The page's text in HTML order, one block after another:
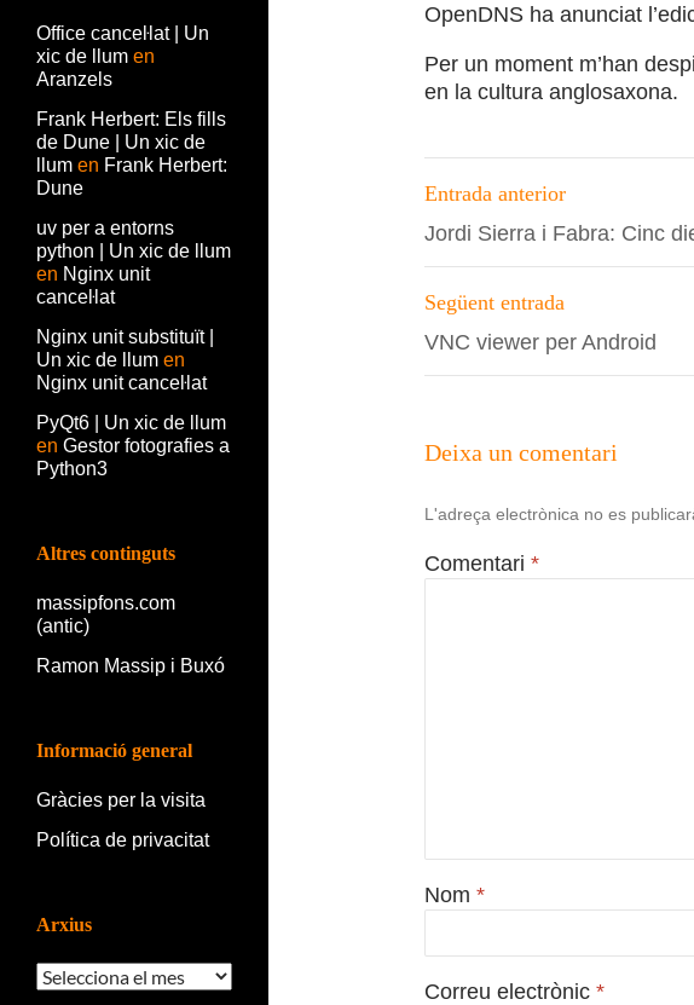
OpenDNS ha anunciat
Per un moment m’han
en la cultura anglosaxona.
Navegació
per
les
entrades
Entrada anterior
Jordi Sierra i Fabra: Cinc
Següent entrada
VNC viewer per Android
Deixa un comentari
L'adreça electrònica no es
Comentari *
Nom *
Correu electrònic *
Office canceŀlat | Un
xic de llum en
Aranzels
Frank Herbert: Els fills
de Dune | Un xic de
llum en Frank Herbert:
Dune
uv per a entorns
python | Un xic de llum
en Nginx unit
canceŀlat
Nginx unit substituït |
Un xic de llum en
Nginx unit canceŀlat
PyQt6 | Un xic de llum
en Gestor fotografies a
Python3
Altres continguts
massipfons.com
(antic)
Ramon Massip i Buxó
Informació general
Gràcies per la visita
Política de privacitat
Arxius
Arxius